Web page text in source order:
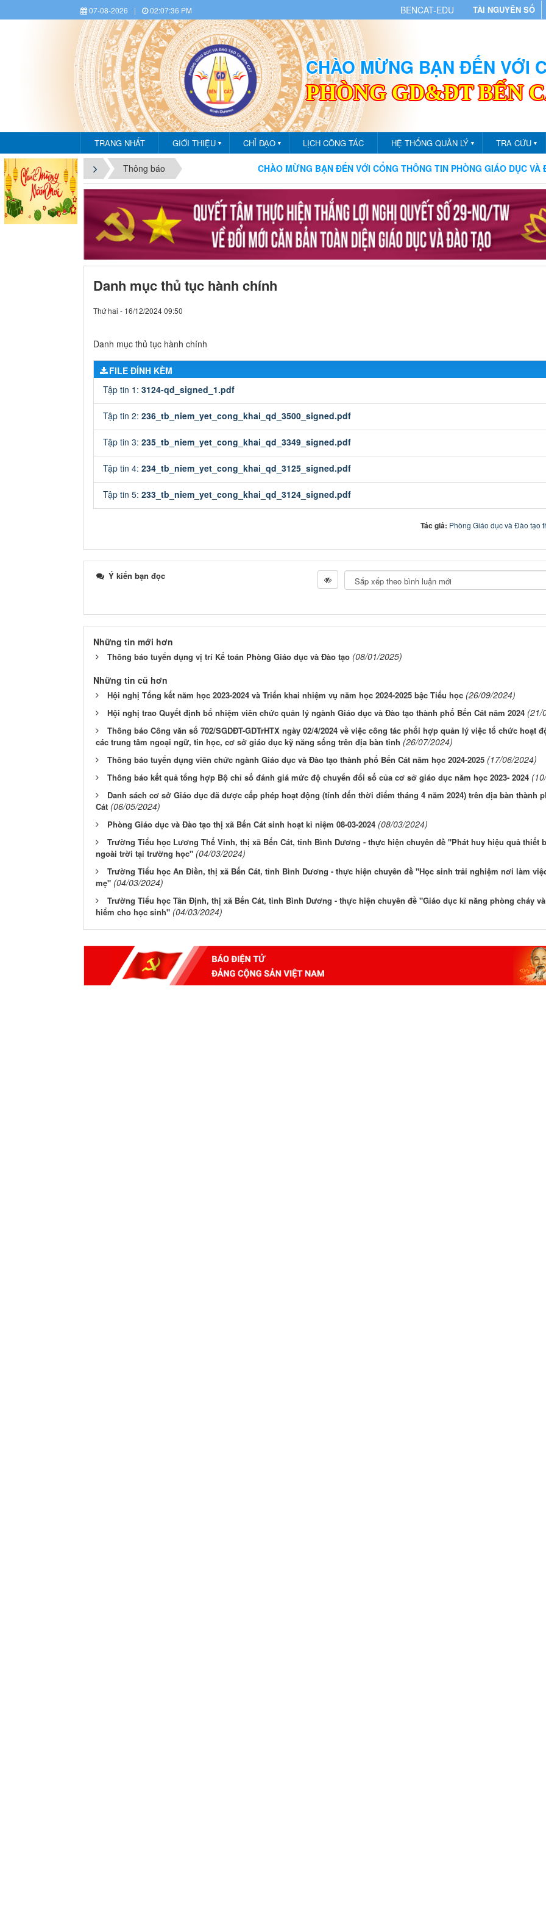
07-08-2026 | 02:07:37 PM BENCAT-EDU TÀI NGUYÊN SỐ
CHÀO MỪNG BẠN ĐẾN VỚI
PHÒNG GD&ĐT BẾN
TRANG NHẤT GIỚI THIỆU ▼ CHỈ ĐẠO ▼ LỊCH CÔNG TÁC HỆ THỐNG QUẢN LÝ ▼ TRA CỨU ▼
Thông báo CHÀO MỪNG BẠN ĐẾN VỚI CỔNG THÔNG TIN PHÒNG GIÁO DỤC VÀ ĐÀO
Danh mục thủ tục hành chính
Thứ hai - 16/12/2024 09:50
Danh mục thủ tục hành chính
FILE ĐÍNH KÈM
Tập tin 1: 3124-qd_signed_1.pdf
Tập tin 2: 236_tb_niem_yet_cong_khai_qd_3500_signed.pdf
Tập tin 3: 235_tb_niem_yet_cong_khai_qd_3349_signed.pdf
Tập tin 4: 234_tb_niem_yet_cong_khai_qd_3125_signed.pdf
Tập tin 5: 233_tb_niem_yet_cong_khai_qd_3124_signed.pdf
Tác giả: Phòng Giáo dục và Đào tạo
Ý kiến bạn đọc
Những tin mới hơn
Thông báo tuyển dụng vị trí Kế toán Phòng Giáo dục và Đào tạo (08/01/2025)
Những tin cũ hơn
Hội nghị Tổng kết năm học 2023-2024 và Triển khai nhiệm vụ năm học 2024-2025 bậc Tiểu học (26/09/2024)
Hội nghị trao Quyết định bổ nhiệm viên chức quản lý ngành Giáo dục và Đào tạo thành phố Bến Cát năm 2024 (21/
Thông báo Công văn số 702/SGDĐT-GDTrHTX ngày 02/4/2024 về việc công tác phối hợp quản lý việc tổ chức hoạt
các trung tâm ngoại ngữ, tin học, cơ sở giáo dục kỹ năng sống trên địa bàn tỉnh (26/07/2024)
Thông báo tuyển dụng viên chức ngành Giáo dục và Đào tạo thành phố Bến Cát năm học 2024-2025 (17/06/2024)
Thông báo kết quả tổng hợp Bộ chỉ số đánh giá mức độ chuyển đổi số của cơ sở giáo dục năm học 2023- 2024
Danh sách cơ sở Giáo dục đã được cấp phép hoạt động (tính đến thời điểm tháng 4 năm 2024) trên địa bàn thành
Cát (06/05/2024)
Phòng Giáo dục và Đào tạo thị xã Bến Cát sinh hoạt kỉ niệm 08-03-2024 (08/03/2024)
Trường Tiểu học Lương Thế Vinh, thị xã Bến Cát, tỉnh Bình Dương - thực hiện chuyên đề "Phát huy hiệu quả thiết
ngoài trời tại trường học" (04/03/2024)
Trường Tiểu học An Điền, thị xã Bến Cát, tỉnh Bình Dương - thực hiện chuyên đề "Học sinh trải nghiệm nơi làm
mẹ" (04/03/2024)
Trường Tiểu học Tân Định, thị xã Bến Cát, tỉnh Bình Dương - thực hiện chuyên đề "Giáo dục kĩ năng phòng cháy
hiểm cho học sinh" (04/03/2024)